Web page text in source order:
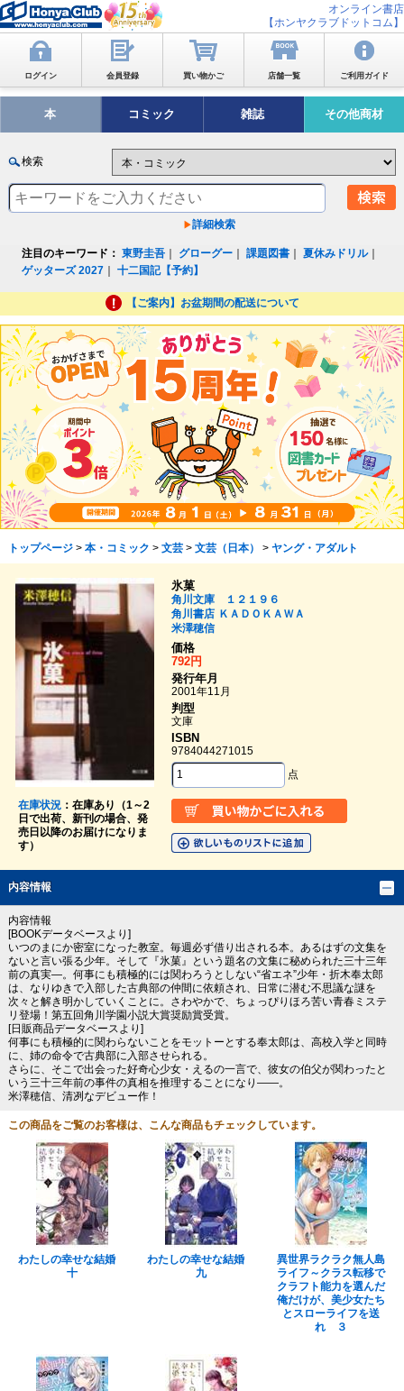
オンライン書店
【ホンヤクラブドットコム】
ログイン 会員登録 買い物かご 店舗一覧 ご利用ガイド
本 コミック 雑誌 その他商材
検索
詳細検索
注目のキーワード： 東野圭吾 グローグー ｜課題図書 ｜夏休みドリル｜
ゲッターズ 2027 ｜十二国記【予約】
【ご案内】お盆期間の配送について
トップページ> 本・コミック > 文芸> 文芸（日本） > ヤング・アダルト
在庫状況：在庫あり（1～2
日で出荷、新刊の場合、発
売日以降のお届けになりま
す）
氷菓
角川文庫 １２１９６
角川書店 ＫＡＤＯＫＡＷＡ
米澤穂信
価格
792円
発行年月
2001年11月
判型
文庫
ISBN
9784044271015
点
内容情報
内容情報
[BOOKデータベースより]
いつのまにか密室になった教室。毎週必ず借り出される本。あるはずの文集を
ないと言い張る少年。そして『氷菓』という題名の文集に秘められた三十三年
前の真実―。何事にも積極的には関わろうとしない“省エネ”少年・折木奉太郎
は、なりゆきで入部した古典部の仲間に依頼され、日常に潜む不思議な謎を
次々と解き明かしていくことに。さわやかで、ちょっぴりほろ苦い青春ミステ
リ登場！第五回角川学園小説大賞奨励賞受賞。
[日販商品データベースより]
何事にも積極的に関わらないことをモットーとする奉太郎は、高校入学と同時
に、姉の命令で古典部に入部させられる。
さらに、そこで出会った好奇心少女・えるの一言で、彼女の伯父が関わったと
いう三十三年前の事件の真相を推理することになり――。
米澤穂信、清冽なデビュー作！
この商品をご覧のお客様は、こんな商品もチェックしています。
わたしの幸せな結婚
十
わたしの幸せな結婚
九
異世界ラクラク無人島
ライフ～クラス転移で
クラフト能力を選んだ
俺だけが、美少女たち
とスローライフを送
れ ３